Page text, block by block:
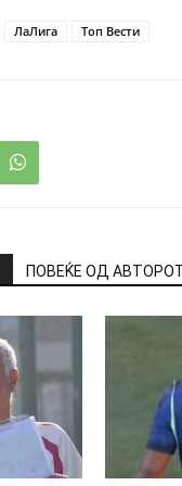
ЛаЛига Топ Вести
ПОВЕЌЕ ОД